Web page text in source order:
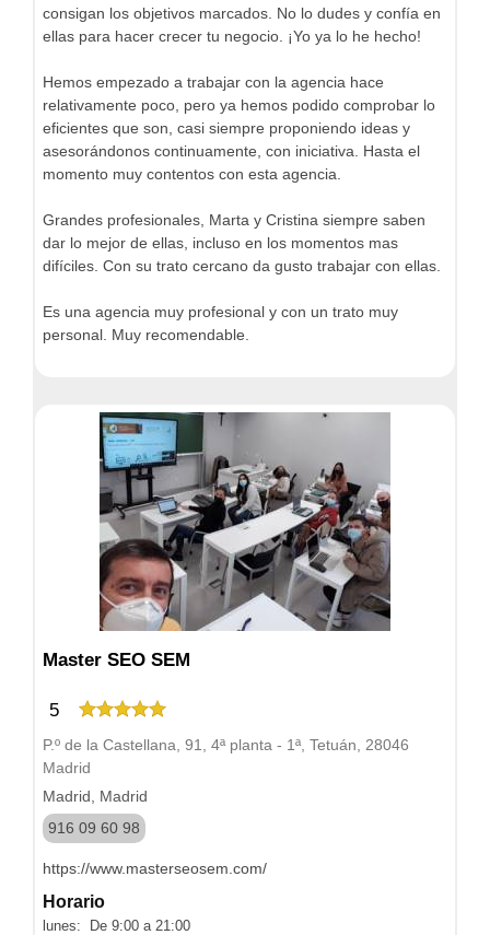
consigan los objetivos marcados. No lo dudes y confía en
ellas para hacer crecer tu negocio. ¡Yo ya lo he hecho!
Hemos empezado a trabajar con la agencia hace
relativamente poco, pero ya hemos podido comprobar lo
eficientes que son, casi siempre proponiendo ideas y
asesorándonos continuamente, con iniciativa. Hasta el
momento muy contentos con esta agencia.
Grandes profesionales, Marta y Cristina siempre saben
dar lo mejor de ellas, incluso en los momentos mas
difíciles. Con su trato cercano da gusto trabajar con ellas.
Es una agencia muy profesional y con un trato muy
personal. Muy recomendable.
Master SEO SEM
5
P.º de la Castellana, 91, 4ª planta - 1ª, Tetuán, 28046
Madrid
Madrid, Madrid
916 09 60 98
https://www.masterseosem.com/
Horario
lunes: De 9:00 a 21:00